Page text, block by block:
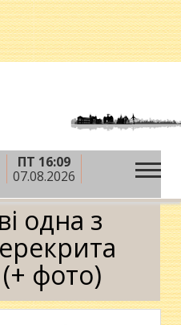
ПТ 16:09
07.08.2026
У Полтаві одна з вулиць
одна з
фото)